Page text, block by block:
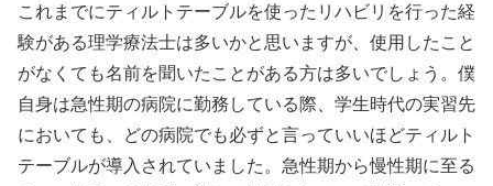
これまでにティルトテーブルを使ったリハビリを行った経
験がある理学療法士は多いかと思いますが、使用したこと
がなくても名前を聞いたことがある方は多いでしょう。僕
自身は急性期の病院に勤務している際、学生時代の実習先
においても、どの病院でも必ずと言っていいほどティルト
テーブルが導入されていました。急性期から慢性期に至る